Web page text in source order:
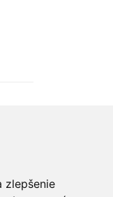
zlepšenie